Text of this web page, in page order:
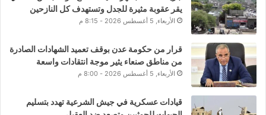
يقر عقوبة مثيرة للجدل وتستهدف كل النازحين
الأربعاء, 5 أغسطس 2026 - 8:15 م
قرار من حكومة عدن بوقف تعميد الشهادات الصادرة
من مناطق صنعاء يثير موجة انتقادات واسعة
الأربعاء, 5 أغسطس 2026 - 8:00 م
قيادات عسكرية في جيش الشرعية تهدد بتسليم